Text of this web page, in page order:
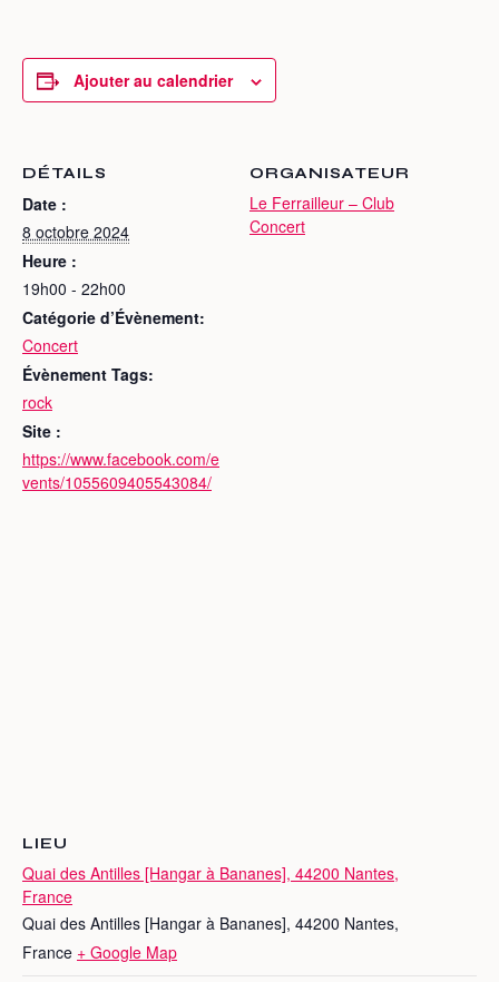
Ajouter au calendrier
DÉTAILS
Date :
8 octobre 2024
Heure :
19h00 - 22h00
Catégorie d’Évènement:
Concert
Évènement Tags:
rock
Site :
https://www.facebook.com/e
vents/1055609405543084/
ORGANISATEUR
Le Ferrailleur – Club
Concert
LIEU
Quai des Antilles [Hangar à Bananes], 44200 Nantes,
France
Quai des Antilles [Hangar à Bananes], 44200 Nantes,
France + Google Map